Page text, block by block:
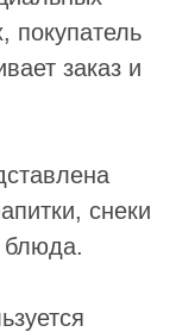
покупатель
заказ и
снеки
блюда.